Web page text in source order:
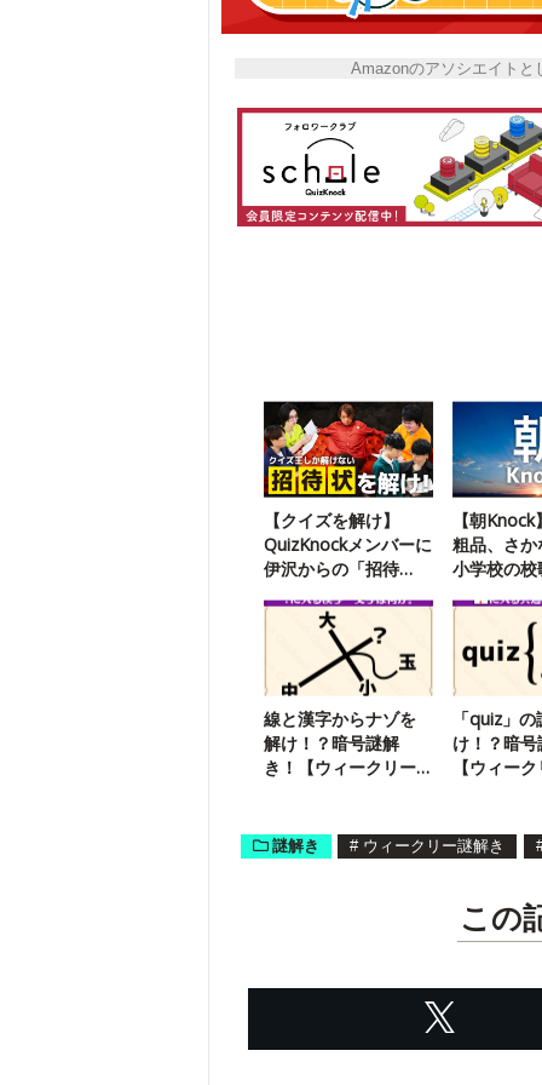
Amazonのアソシエイトと
【クイズを解け】
QuizKnockメンバーに
伊沢からの「招待
す
【朝
粗品、さ
小学校の
線と漢字からナゾを
解け！？暗号謎解
き！【ウィークリー
「quiz」
け！？暗
【ウィー
謎解き # ウィークリー謎解き
この